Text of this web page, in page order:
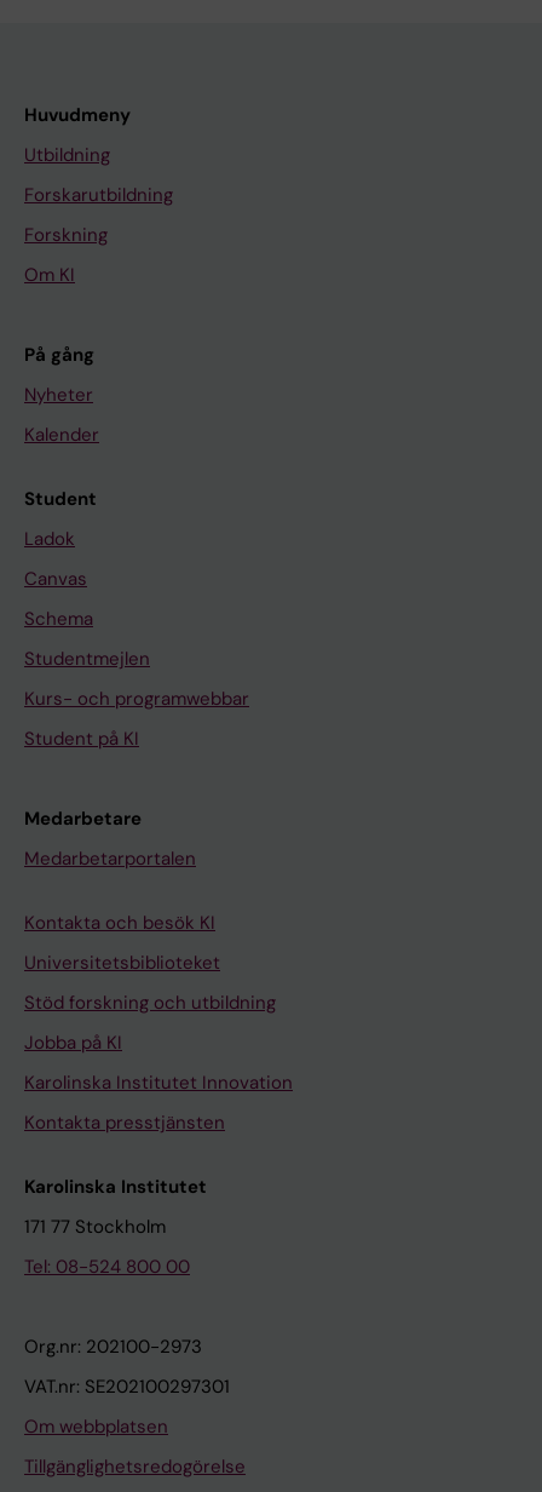
Huvudmeny
Utbildning
Forskarutbildning
Forskning
Om KI
På gång
Nyheter
Kalender
Student
Ladok
Canvas
Schema
Studentmejlen
Kurs- och programwebbar
Student på KI
Medarbetare
Medarbetarportalen
Kontakta och besök KI
Universitetsbiblioteket
Stöd forskning och utbildning
Jobba på KI
Karolinska Institutet Innovation
Kontakta presstjänsten
Karolinska Institutet
171 77 Stockholm
Tel: 08-524 800 00
Org.nr: 202100-2973
VAT.nr: SE202100297301
Om webbplatsen
Tillgänglighetsredogörelse